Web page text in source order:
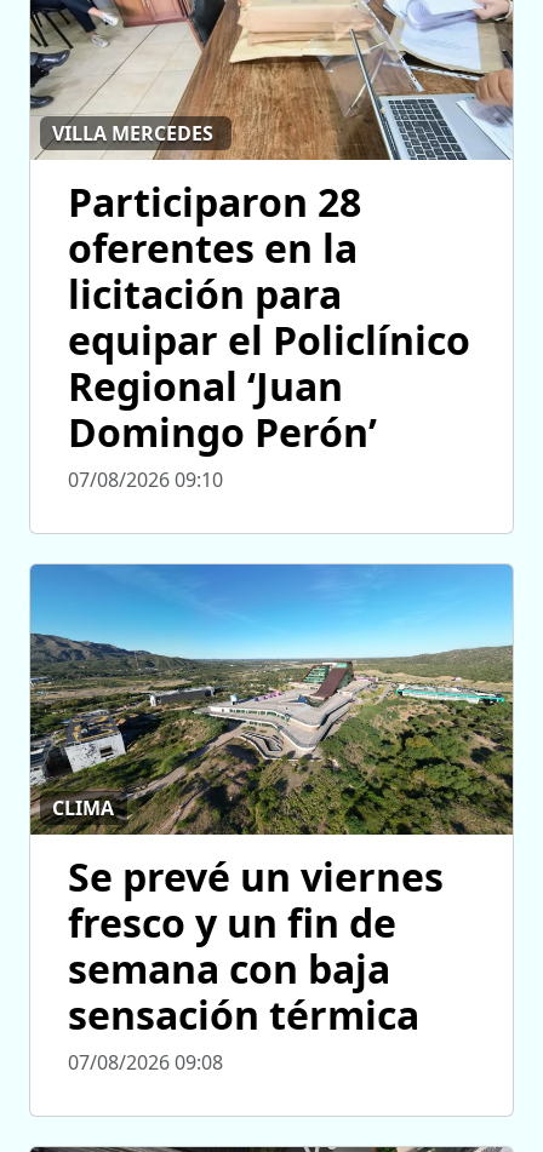
VILLA MERCEDES
Participaron 28
oferentes en la
licitación para
equipar el Policlínico
Regional ‘Juan
Domingo Perón’
07/08/2026 09:10
CLIMA
Se prevé un viernes
fresco y un fin de
semana con baja
sensación térmica
07/08/2026 09:08